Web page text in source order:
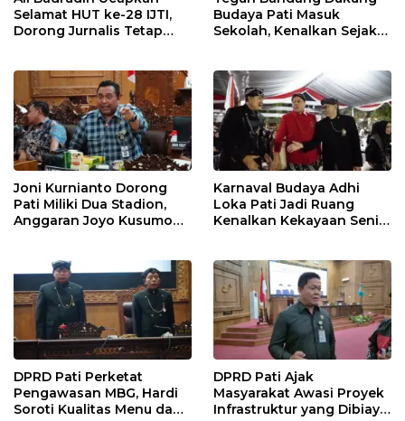
Selamat HUT ke-28 IJTI,
Dorong Jurnalis Tetap
Budaya Pati Masuk
Sekolah, Kenalkan Sejak
Joni Kurnianto Dorong
Pati Miliki Dua Stadion,
Anggaran Joyo Kusumo
Karnaval Budaya Adhi
Loka Pati Jadi Ruang
Kenalkan Kekayaan Seni
DPRD Pati Perketat
Pengawasan MBG, Hardi
Soroti Kualitas Menu dan
DPRD Pati Ajak
Masyarakat Awasi Proyek
Infrastruktur yang Dibiayai